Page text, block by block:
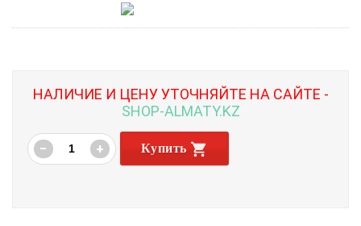
НАЛИЧИЕ И ЦЕНУ УТОЧНЯЙТЕ НА САЙТЕ -
SHOP-ALMATY.KZ
− + Купить